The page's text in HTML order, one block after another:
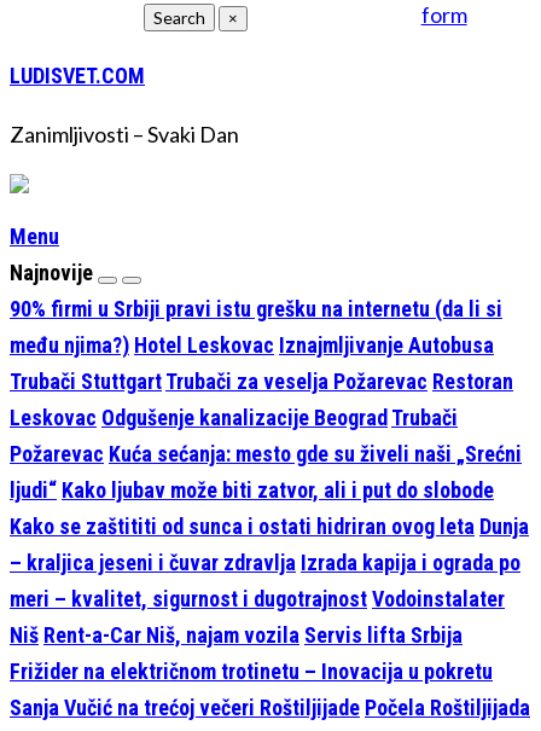
Search ×
form
LUDISVET.COM
Zanimljivosti – Svaki Dan
Menu
Najnovije
90% firmi u Srbiji pravi istu grešku na internetu (da li si
među njima?) Hotel Leskovac Iznajmljivanje Autobusa
Trubači StuttgartTrubači za veselja Požarevac Restoran
Leskovac Odgušenje kanalizacije Beograd Trubači
Požarevac Kuća sećanja: mesto gde su živeli naši „Srećni
ljudi“ Kako ljubav može biti zatvor, ali i put do slobode
Kako se zaštititi od sunca i ostati hidriran ovog leta Dunja
– kraljica jeseni i čuvar zdravlja Izrada kapija i ograda po
meri – kvalitet, sigurnost i dugotrajnostVodoinstalater
Niš Rent-a-Car Niš, najam vozila Servis lifta Srbija
Frižider na električnom trotinetu – Inovacija u pokretu
Sanja Vučić na trećoj večeri Roštiljijade Počela Roštiljijada